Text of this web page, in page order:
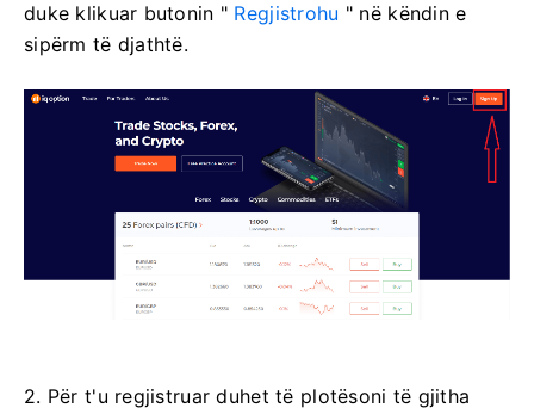
duke klikuar butonin " Regjistrohu " në këndin e
sipërm të djathtë.
2. Për t'u regjistruar duhet të plotësoni të gjitha